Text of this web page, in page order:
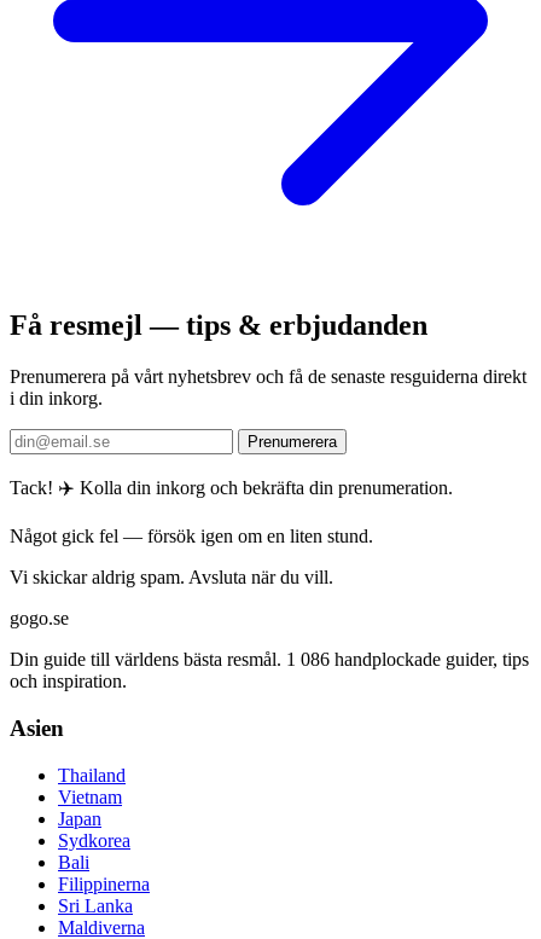
Få resmejl — tips & erbjudanden
Prenumerera på vårt nyhetsbrev och få de senaste resguiderna direkt
i din inkorg.
Prenumerera
Tack! ✈️ Kolla din inkorg och bekräfta din prenumeration.
Något gick fel — försök igen om en liten stund.
Vi skickar aldrig spam. Avsluta när du vill.
gogo.se
Din guide till världens bästa resmål. 1 086 handplockade guider, tips
och inspiration.
Asien
Thailand
Vietnam
Japan
Sydkorea
Bali
Filippinerna
Sri Lanka
Maldiverna